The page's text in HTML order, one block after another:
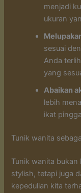
menjadi
ukuran
sesuai
Anda
yang
Abaikan
lebih
ikat
Tunik wanita
Tunik wanita
stylish, tetapi juga
kepedulian kita